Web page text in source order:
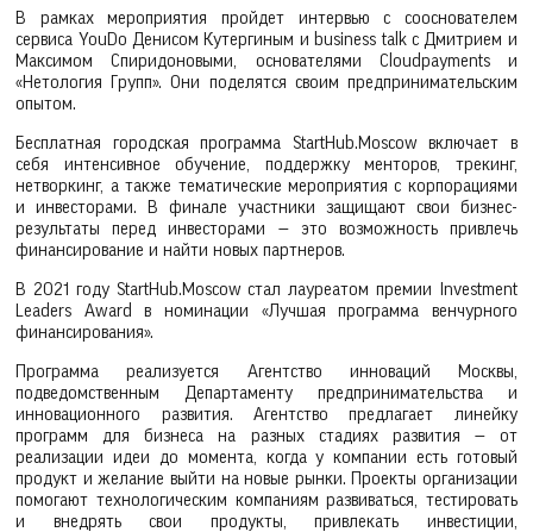
В рамках мероприятия пройдет интервью с сооснователем
сервиса YouDo Денисом Кутергиным и business talk с Дмитрием и
Максимом Спиридоновыми, основателями Cloudpayments и
«Нетология Групп». Они поделятся своим предпринимательским
опытом.
Бесплатная городская программа StartHub.Moscow включает в
себя интенсивное обучение, поддержку менторов, трекинг,
нетворкинг, а также тематические мероприятия с корпорациями
и инвесторами. В финале участники защищают свои бизнес-
результаты перед инвесторами — это возможность привлечь
финансирование и найти новых партнеров.
В 2021 году StartHub.Moscow стал лауреатом премии Investment
Leaders Award в номинации «Лучшая программа венчурного
финансирования».
Программа реализуется Агентство инноваций Москвы,
подведомственным Департаменту предпринимательства и
инновационного развития. Агентство предлагает линейку
программ для бизнеса на разных стадиях развития — от
реализации идеи до момента, когда у компании есть готовый
продукт и желание выйти на новые рынки. Проекты организации
помогают технологическим компаниям развиваться, тестировать
и внедрять свои продукты, привлекать инвестиции,